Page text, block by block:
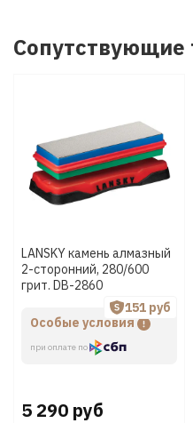
Сопутствующие
LANSKY камень алмазный
2-сторонний, 280/600
грит. DB-2860
Особые условия
при оплате по
151 руб
5 290 руб